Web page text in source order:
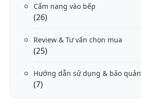
Cẩm nang vào bếp
(26)
Review & Tư vấn chọn mua
(25)
Hướng dẫn sử dụng & bảo quản
(7)